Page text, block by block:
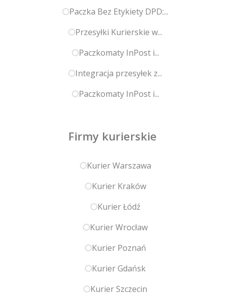
Paczka Bez Etykiety DPD:...
Przesyłki Kurierskie w...
Paczkomaty InPost i...
Integracja przesyłek z...
Paczkomaty InPost i...
Firmy kurierskie
Kurier Warszawa
Kurier Kraków
Kurier Łódź
Kurier Wrocław
Kurier Poznań
Kurier Gdańsk
Kurier Szczecin